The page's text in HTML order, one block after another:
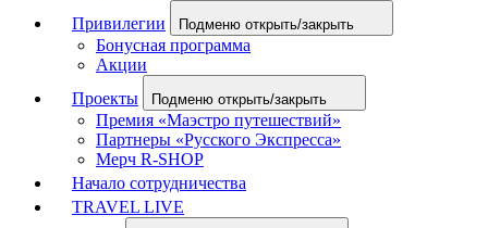
Привилегии
Подменю открыть/закрыть
Бонусная программа
Акции
Проекты
Подменю открыть/закрыть
Премия «Маэстро путешествий»
Партнеры «Русского Экспресса»
Мерч R-SHOP
Начало сотрудничества
TRAVEL LIVE